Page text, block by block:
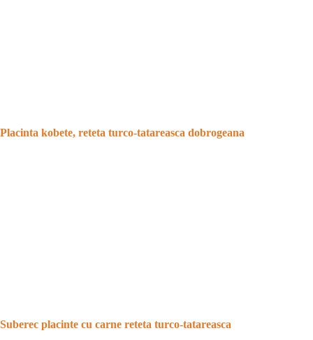
Placinta kobete, reteta turco-tatareasca dobrogeana
Suberec placinte cu carne reteta turco-tatareasca